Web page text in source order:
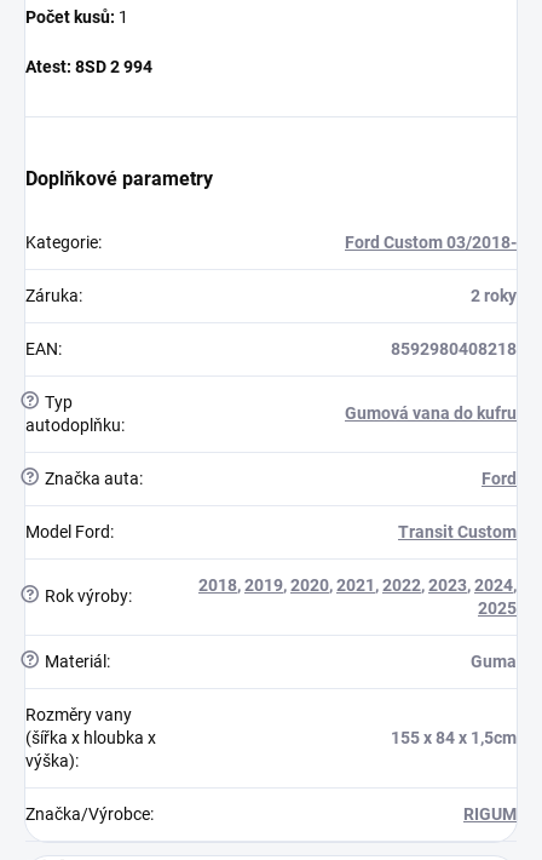
Počet kusů: 1
Atest: 8SD 2 994
Doplňkové parametry
Kategorie: Ford Custom 03/2018-
Záruka: 2 roky
EAN: 8592980408218
? Typ
autodoplňku:
Gumová vana do kufru
? Značka auta: Ford
Model Ford: Transit Custom
? Rok výroby:
2018,2019,2020,2021,2022,2023,2024,
2025
? Materiál : Guma
Rozměry vany
(šířka x hloubka x
výška):
155 x 84 x 1,5cm
Značka/Výrobce: RIGUM